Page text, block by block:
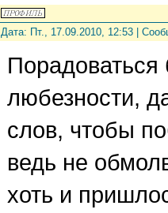
Дата: Пт., 17.09.2010, 12:53 |
любезности,
слов, чтобы
ведь не
хоть и